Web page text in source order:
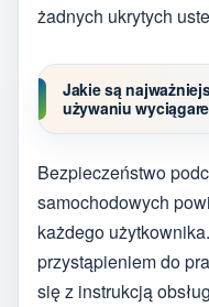
żadnych ukrytych
Jakie są
używaniu
Bezpieczeństwo
samochodowych
każdego
przystąpieniem do
się z instrukcją